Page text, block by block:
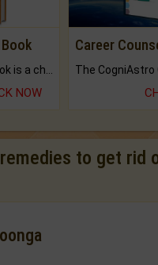
NOW
Career
to get rid